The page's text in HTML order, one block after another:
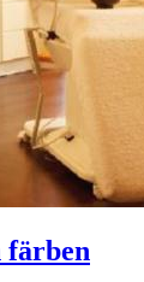
färben